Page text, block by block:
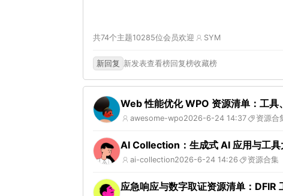
共74个主题10285位会员欢迎 SYM
新回复 新发表查看榜回复榜收藏榜
Web 性能优化 WPO 资源清单：工
awesome-wpo2026-6-24 14:37 资源合
AI Collection：生成式 AI 应用与工具
ai-collection2026-6-24 14:26 资源合集
应急响应与数字取证资源清单：DFIR